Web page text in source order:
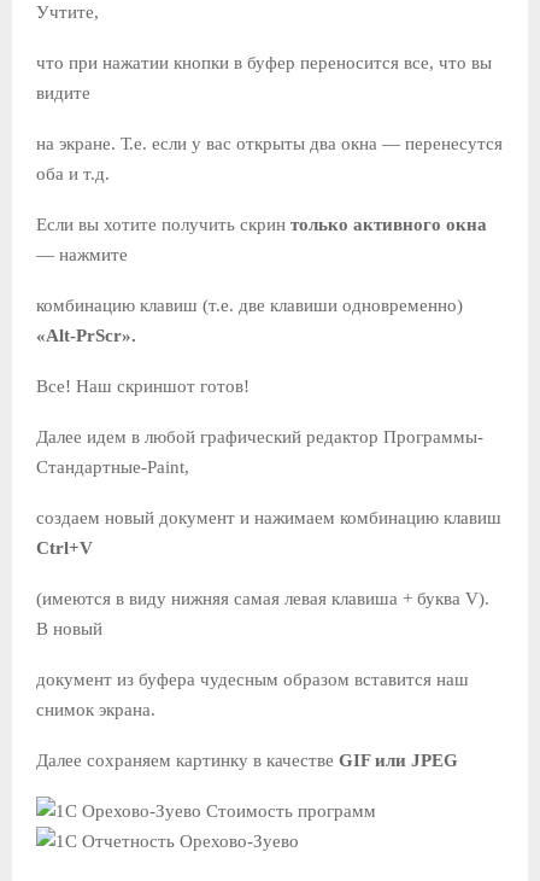
Учтите,
что при нажатии кнопки в буфер переносится все, что вы
видите
на экране. Т.е. если у вас открыты два окна — перенесутся
оба и т.д.
Если вы хотите получить скрин только активного окна
— нажмите
комбинацию клавиш (т.е. две клавиши одновременно)
«Alt-PrScr».
Все! Наш скриншот готов!
Далее идем в любой графический редактор Программы-
Стандартные-Paint,
создаем новый документ и нажимаем комбинацию клавиш
Ctrl+V
(имеются в виду нижняя самая левая клавиша + буква V).
В новый
документ из буфера чудесным образом вставится наш
снимок экрана.
Далее сохраняем картинку в качестве GIF или JPEG